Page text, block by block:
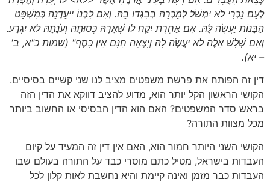
לְעַם נָכְרִי לֹא יִמְשֹׁל לְמָכְרָהּ בְּבִגְדוֹ בָהּ. וְאִם לִבְנוֹ יִיעָדֶנָּה כְּמִשְׁפַּט
הַבָּנוֹת יַעֲשֶׂה לָּהּ. אִם אַחֶרֶת יִקַּח לוֹ שְׁאֵרָהּ כְּסוּתָהּ וְעֹנָתָהּ לֹא יִגְרָע.
וְאִם שְׁלָשׁ אֵלֶּה לֹא יַעֲשֶׂה לָהּ וְיָצְאָה חִנָּם אֵין כָּסֶף" (שמות כ"א, ב'
– יא).
דין זה הפותח את פרשת משפטים מציב לנו שני קשיים בסיסיים.
הקושי הראשון הקל יותר הוא, מדוע להציב דווקא את הדין הזה
בראש סדר המשפטים? האם הוא הדין הבסיסי או החשוב ביותר
מכל מצוות התורה?
הקושי השני היותר חמור הוא, האם אין דין זה המעיד על קיום
העבדות בישראל, מטיל כתם מוסרי כבד על התורה בעולם שבו
העבדות כבר מזמן ואינה קיימת והיא נחשבת לאות קלון לכל